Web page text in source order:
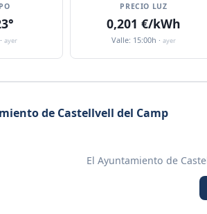
ayer
PRECIO LUZ
0,201 €/kWh
Valle: 15:00h · ayer
de Castellvell del Camp
El Ayuntamiento de